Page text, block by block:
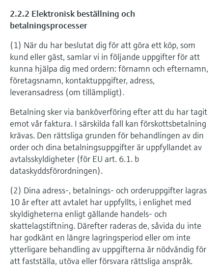
2.2.2 Elektronisk beställning och
betalningsprocesser
(1) När du har beslutat dig för att göra ett köp, som
kund eller gäst, samlar vi in följande uppgifter för att
kunna hjälpa dig med ordern: förnamn och efternamn,
företagsnamn, kontaktuppgifter, adress,
leveransadress (om tillämpligt).
Betalning sker via banköverföring efter att du har tagit
emot vår faktura. I särskilda fall kan förskottsbetalning
krävas. Den rättsliga grunden för behandlingen av din
order och dina betalningsuppgifter är uppfyllandet av
avtalsskyldigheter (för EU art. 6.1. b
dataskyddsförordningen).
(2) Dina adress-, betalnings- och orderuppgifter lagras
10 år efter att avtalet har uppfyllts, i enlighet med
skyldigheterna enligt gällande handels- och
skattelagstiftning. Därefter raderas de, såvida du inte
har godkänt en längre lagringsperiod eller om inte
ytterligare behandling av uppgifterna är nödvändig för
att fastställa, utöva eller försvara rättsliga anspråk.